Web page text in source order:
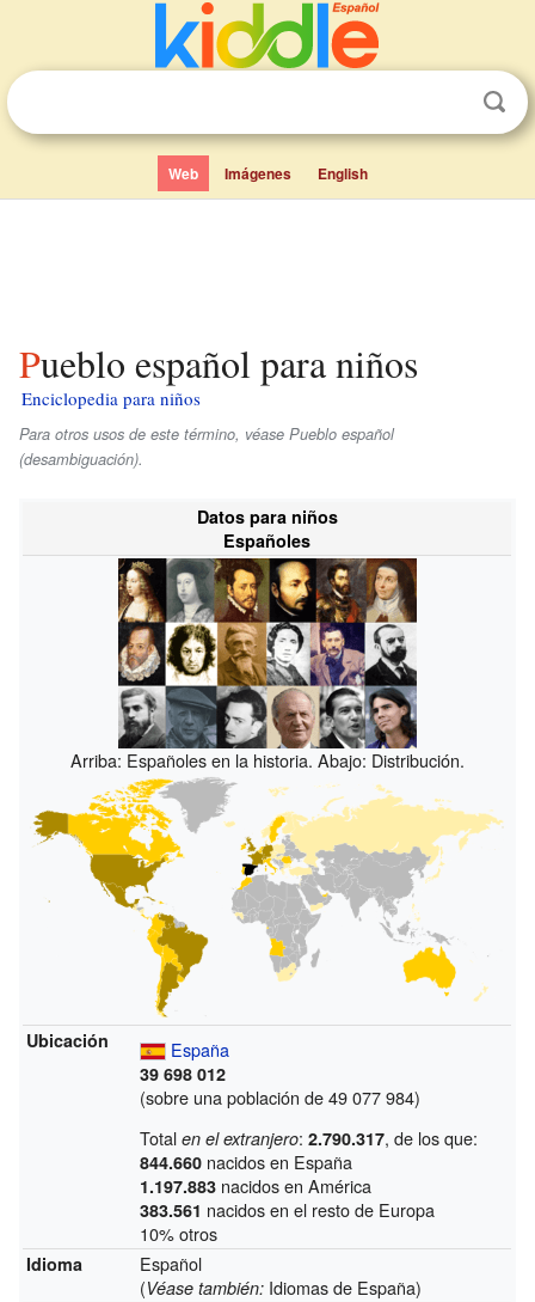
Web Imágenes English
Pueblo español para niños
Enciclopedia para niños
Para otros usos de este término, véase Pueblo español
(desambiguación).
Datos para niños
Españoles
Arriba: Españoles en la historia. Abajo: Distribución.
Ubicación España
39 698 012
(sobre una población de 49 077 984)
Totalen el extranjero:2.790.317, de los que:
844.660 nacidos en España
1.197.883 nacidos en América
383.561 nacidos en el resto de Europa
10% otros
Idioma
Español
(Véase también: Idiomas de España)